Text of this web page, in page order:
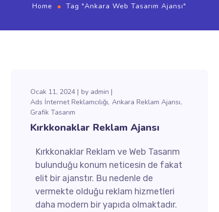
Home Tag "Ankara Web Tasarım Ajansı"
Ocak 11, 2024 by admin
Ads İnternet Reklamcılığı Ankara Reklam Ajansı
Grafik Tasarım
Kırkkonaklar Reklam Ajansı
Kırkkonaklar Reklam ve Web Tasarım
bulunduğu konum neticesin de fakat
elit bir ajanstır. Bu nedenle de
vermekte olduğu reklam hizmetleri
daha modern bir yapıda olmaktadır.